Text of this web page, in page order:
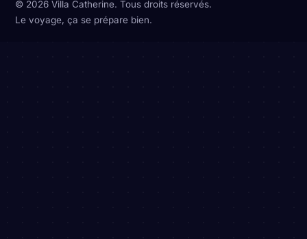
© 2026 Villa Catherine. Tous droits réservés.
Le voyage, ça se prépare bien.